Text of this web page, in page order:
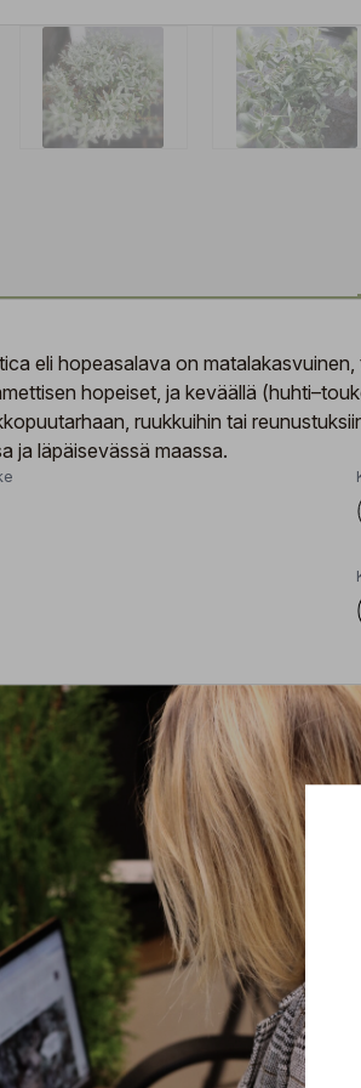
eli hopeasalava on
hopeiset, ja keväällä
ruukkuihin tai
ja läpäisevässä maassa.